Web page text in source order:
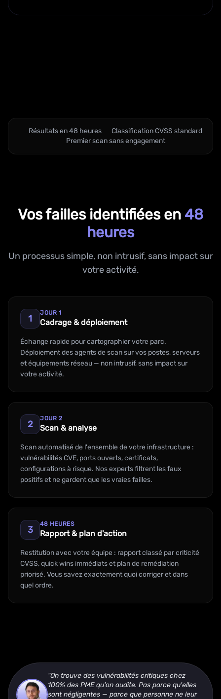
Résultats en 48 heures
Classification CVSS standard
Premier scan sans engagement
Vos failles identifiées en 48
heures
Un processus simple, non intrusif, sans impact sur
votre activité.
1
JOUR 1
Cadrage & déploiement
Échange rapide pour cartographier votre parc.
Déploiement des agents de scan sur vos postes, serveurs
et équipements réseau — non intrusif, sans impact sur
votre activité.
2
JOUR 2
Scan & analyse
Scan automatisé de l'ensemble de votre infrastructure :
vulnérabilités CVE, ports ouverts, certificats,
configurations à risque. Nos experts filtrent les faux
positifs et ne gardent que les vraies failles.
3
48 HEURES
Rapport & plan d'action
Restitution avec votre équipe : rapport classé par criticité
CVSS, quick wins immédiats et plan de remédiation
priorisé. Vous savez exactement quoi corriger et dans
quel ordre.
"On trouve des vulnérabilités critiques chez
100% des PME qu'on audite. Pas parce qu'elles
sont négligentes — parce que personne ne leur